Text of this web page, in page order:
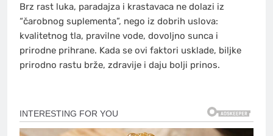
Brz rast luka, paradajza i krastavaca ne dolazi iz
“čarobnog suplementa”, nego iz dobrih uslova:
kvalitetnog tla, pravilne vode, dovoljno sunca i
prirodne prihrane. Kada se ovi faktori usklade, biljke
prirodno rastu brže, zdravije i daju bolji prinos.